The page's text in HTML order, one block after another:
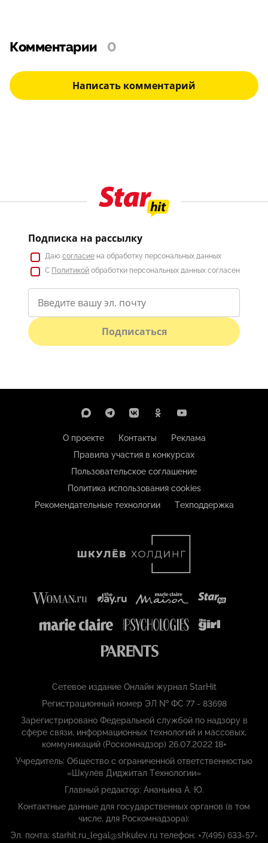
Комментарии 0
Написать комментарий
Подписка на рассылку
Даю согласие на обработку персональных данных
С Политикой обработки персональных данных согласен
Подписаться
О проекте Контакты
Реклама
Правила участия в конкурсах
Пользовательское соглашение
Политика использования cookies
Рекомендательные технологии
Техподдержка
Сетевое издание Онлайн журнал StarHit
Регистрационный номер ЭЛ № ФС 77 - 83698
Зарегистрировано Федеральной службой по надзору в
сфере связи, информационных технологий и массовых,
коммуникаций (Роскомнадзор) 26.07.2022 18+
Учредитель: Общество с ограниченной ответственностью
«Шкулёв Диджитал Технологии»
Главный редактор: Ананьина А. Ю.
Контактные данные для государственных органов (в том
числе, для Роскомнадзора):
Эл. почта: starhit.ru_legal@shkulev.ru телефон: +7(495) 633-57-